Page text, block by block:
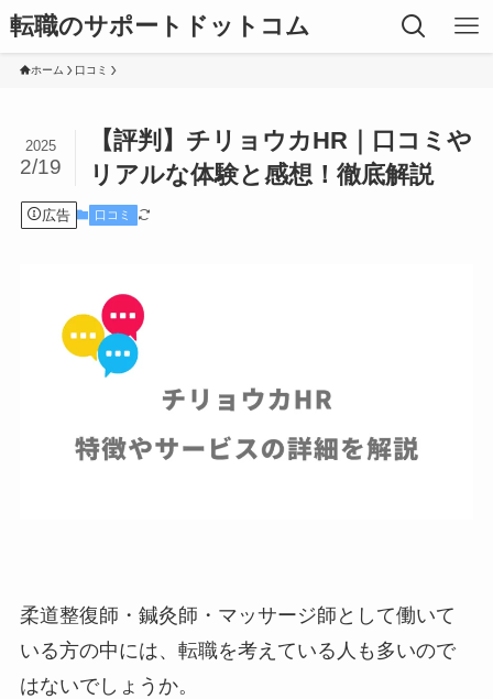
転職のサポートドットコム
ホーム 口コミ
【評判】チリョウカHR｜口コミや
リアルな体験と感想！徹底解説
2025
2/19
広告 口コミ
柔道整復師・鍼灸師・マッサージ師として働いて
いる方の中には、転職を考えている人も多いので
はないでしょうか。